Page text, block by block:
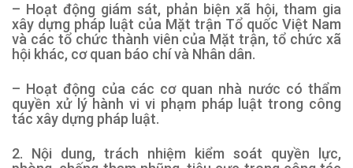
– Hoạt động giám sát, phản biện xã hội, tham gia
xây dựng pháp luật của Mặt trận Tổ quốc Việt Nam
và các tổ chức thành viên của Mặt trận, tổ chức xã
hội khác, cơ quan báo chí và Nhân dân.
– Hoạt động của các cơ quan nhà nước có thẩm
quyền xử lý hành vi vi phạm pháp luật trong công
tác xây dựng pháp luật.
2. Nội dung, trách nhiệm kiểm soát quyền lực,